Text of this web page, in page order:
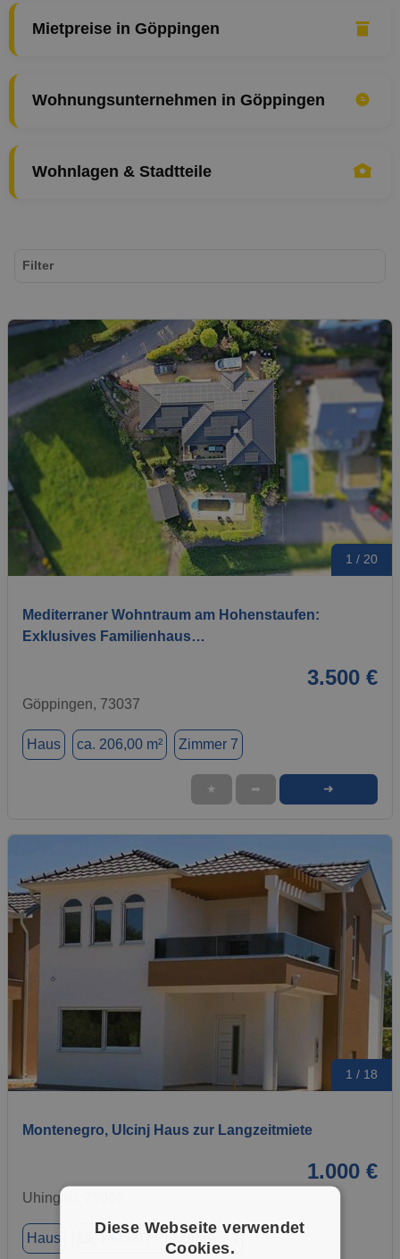
Mietpreise in Göppingen
Wohnungsunternehmen in Göppingen
Wohnlagen & Stadtteile
1 / 20
Mediterraner Wohntraum am Hohenstaufen:
Exklusives Familienhaus…
3.500 €
Göppingen, 73037
Haus ca. 206,00 m² Zimmer 7
★ ➦ ➜
1 / 18
Montenegro, Ulcinj Haus zur Langzeitmiete
1.000 €
Uhingen, 73066
Haus ca. 144,00 m² Zimmer 4
Filter
Diese Webseite verwendet
Cookies.